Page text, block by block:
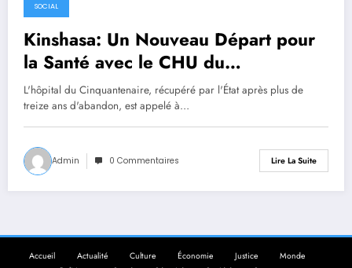
SOCIAL
Kinshasa: Un Nouveau Départ pour
la Santé avec le CHU du
Cinquantenaire
L'hôpital du Cinquantenaire, récupéré par l'État après plus de
treize ans d'abandon, est appelé à…
Admin 0 Commentaires Lire La Suite
Accueil Actualité Culture Économie Justice
Monde